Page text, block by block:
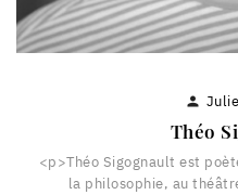

Théo
<p>Théo Sigognault est
la philosophie, au